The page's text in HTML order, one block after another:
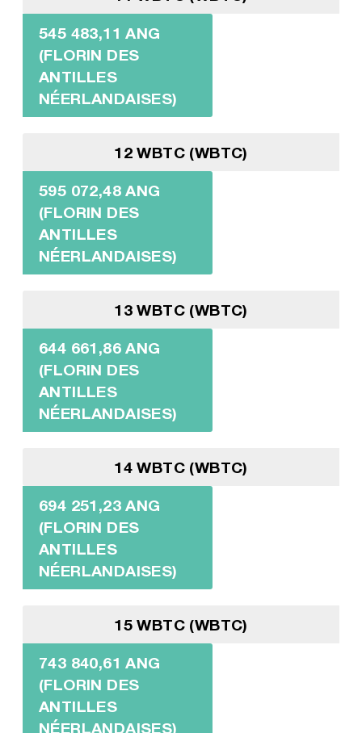
545 483,11 ANG
(FLORIN DES
ANTILLES
NÉERLANDAISES)
12 WBTC (WBTC)
595 072,48 ANG
(FLORIN DES
ANTILLES
NÉERLANDAISES)
13 WBTC (WBTC)
644 661,86 ANG
(FLORIN DES
ANTILLES
NÉERLANDAISES)
14 WBTC (WBTC)
694 251,23 ANG
(FLORIN DES
ANTILLES
NÉERLANDAISES)
15 WBTC (WBTC)
743 840,61 ANG
(FLORIN DES
ANTILLES
NÉERLANDAISES)